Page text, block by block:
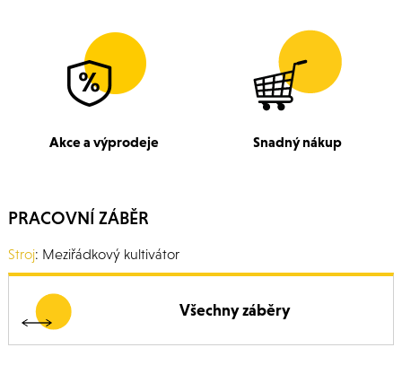
Akce a výprodeje Snadný nákup
PRACOVNÍ ZÁBĚR
Stroj: Meziřádkový kultivátor
Všechny záběry